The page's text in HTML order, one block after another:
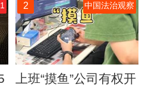
2 中国法治观察
上班“摸鱼”公司有权开